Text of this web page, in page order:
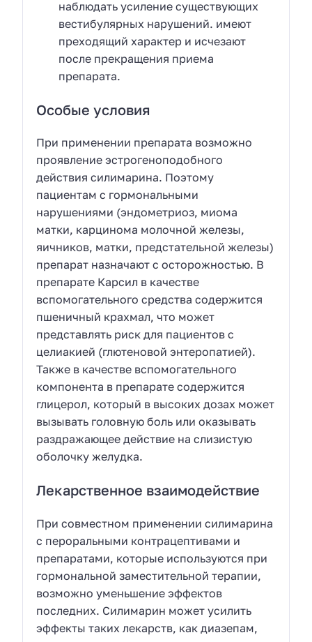
наблюдать усиление существующих
вестибулярных нарушений. имеют
преходящий характер и исчезают
после прекращения приема
препарата.
Особые условия
При применении препарата возможно
проявление эстрогеноподобного
действия силимарина. Поэтому
пациентам с гормональными
нарушениями (эндометриоз, миома
матки, карцинома молочной железы,
яичников, матки, предстательной железы)
препарат назначают с осторожностью. В
препарате Карсил в качестве
вспомогательного средства содержится
пшеничный крахмал, что может
представлять риск для пациентов с
целиакией (глютеновой энтеропатией).
Также в качестве вспомогательного
компонента в препарате содержится
глицерол, который в высоких дозах может
вызывать головную боль или оказывать
раздражающее действие на слизистую
оболочку желудка.
Лекарственное взаимодействие
При совместном применении силимарина
с пероральными контрацептивами и
препаратами, которые используются при
гормональной заместительной терапии,
возможно уменьшение эффектов
последних. Силимарин может усилить
эффекты таких лекарств, как диазепам,